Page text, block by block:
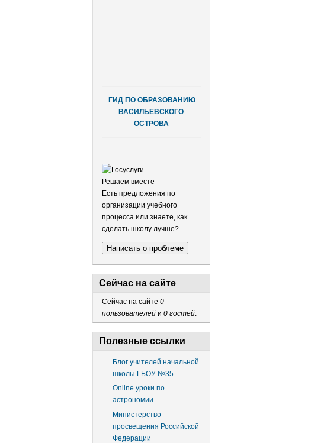
ГИД ПО ОБРАЗОВАНИЮ
ВАСИЛЬЕВСКОГО
ОСТРОВА
Решаем вместе
Есть предложения по
организации учебного
процесса или знаете, как
сделать школу лучше?
Написать о проблеме
Сейчас на сайте
Сейчас на сайте 0
пользователейи 0 гостей.
Полезные ссылки
Блог учителей начальной
школы ГБОУ №35
Online уроки по
астрономии
Министерство
просвещения Российской
Федерации